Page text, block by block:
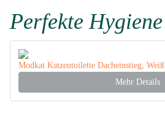
Perfekte Hygiene
Modkat Katzentoilette Dacheinstieg, Weiß
Mehr Details